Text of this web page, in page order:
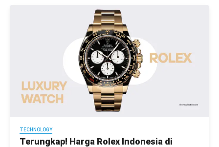
TECHNOLOGY
Terungkap! Harga Rolex Indonesia di